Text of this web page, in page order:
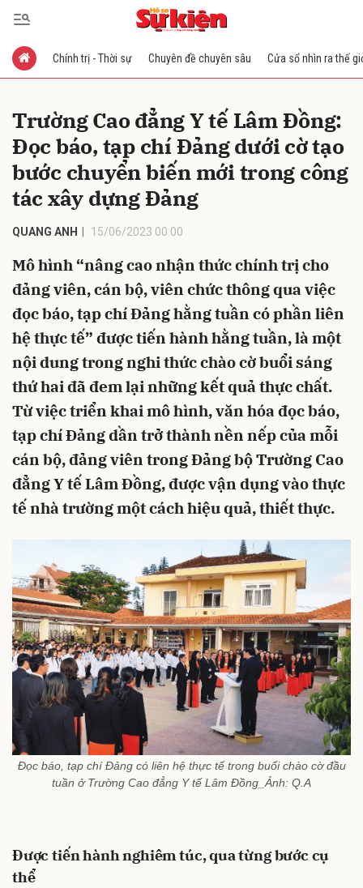
Chính trị - Thời sự Chuyên đề chuyên sâu Cửa sổ nhìn ra thế
Trường Cao đẳng Y tế Lâm Đồng:
Đọc báo, tạp chí Đảng dưới cờ tạo
bước chuyển biến mới trong công
tác xây dựng Đảng
QUANG ANH 15/06/2023 00:00
Mô hình “nâng cao nhận thức chính trị cho
đảng viên, cán bộ, viên chức thông qua việc
đọc báo, tạp chí Đảng hằng tuần có phần liên
hệ thực tế” được tiến hành hằng tuần, là một
nội dung trong nghi thức chào cờ buổi sáng
thứ hai đã đem lại những kết quả thực chất.
Từ việc triển khai mô hình, văn hóa đọc báo,
tạp chí Đảng dần trở thành nền nếp của mỗi
cán bộ, đảng viên trong Đảng bộ Trường Cao
đẳng Y tế Lâm Đồng, được vận dụng vào thực
tế nhà trường một cách hiệu quả, thiết thực.
Đọc báo, tạp chí Đảng có liên hệ thực tế trong buổi chào cờ đầu
tuần ở Trường Cao đẳng Y tế Lâm Đồng_Ảnh: Q.A
Được tiến hành nghiêm túc, qua từng bước cụ
thể
Gửi bình luận